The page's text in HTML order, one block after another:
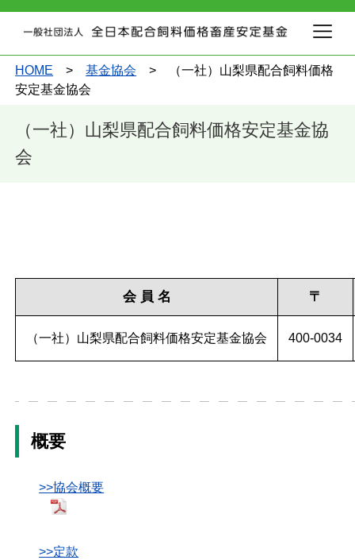
HOME >基金協会 > （一社）山梨県配合飼料価格
安定基金協会
（一社）山梨県配合飼料価格安定基金協
会
会 員 名 〒
（一社）山梨県配合飼料価格安定基金協会 400-0034
概要
>>協会概要
>>定款